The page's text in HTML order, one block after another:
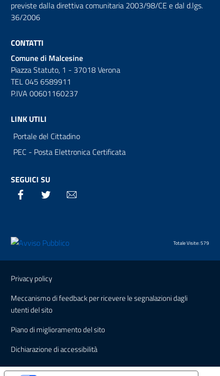
previste dalla direttiva comunitaria 2003/98/CE e dal d.lgs.
36/2006
CONTATTI
Comune di Malcesine
Piazza Statuto, 1 - 37018 Verona
TEL 045 6589911
P.IVA 00601160237
LINK UTILI
Portale del Cittadino
PEC - Posta Elettronica Certificata
SEGUICI SU
Facebook Twitter
Totale Visite: 579
Sezione Link Utili
Privacy policy
Meccanismo di feedback per ricevere le segnalazioni dagli
utenti del sito
Piano di miglioramento del sito
Dichiarazione di accessibilità